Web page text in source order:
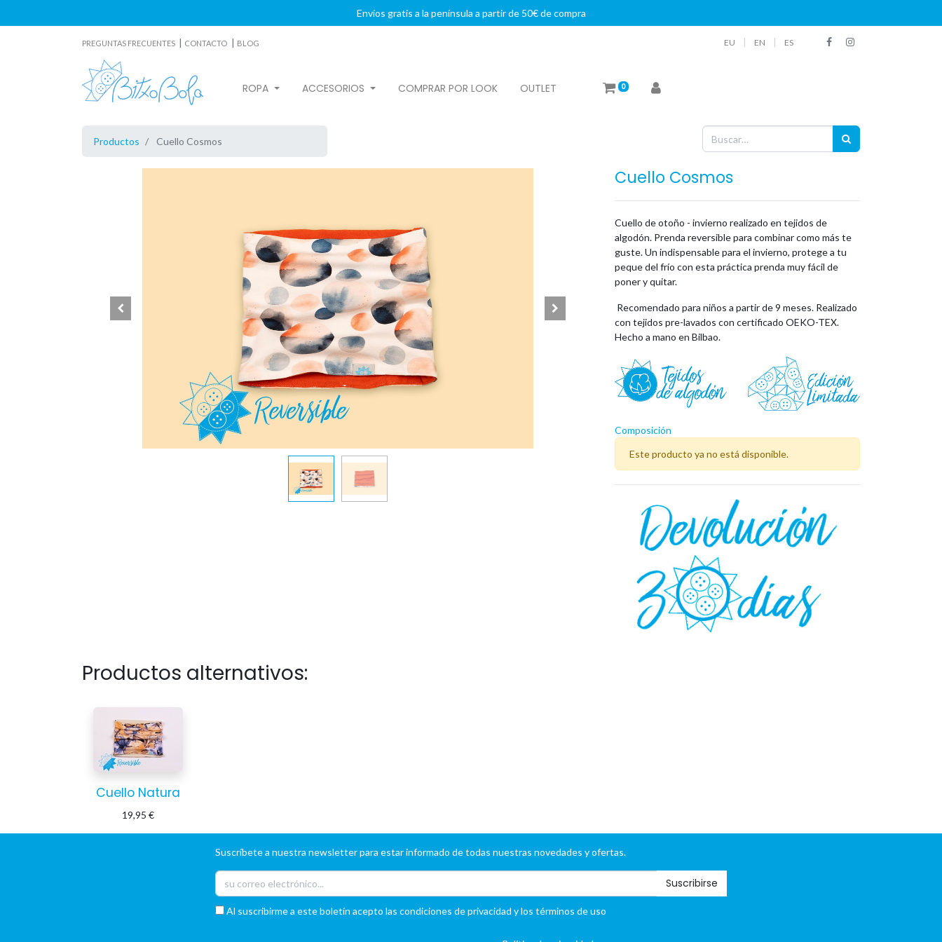
Envíos gratis a la península a partir de 50€ de compra
PREGUNTAS FRECUENTES | CONTACTO | BLOG EU EN ES
ROPA ACCESORIOS COMPRAR POR LOOK OUTLET 0
Productos Cuello Cosmos
Cuello Cosmos
Cuello de otoño - invierno realizado en tejidos de
algodón. Prenda reversible para combinar como más te
guste. Un indispensable para el invierno, protege a tu
peque del frío con esta práctica prenda muy fácil de
poner y quitar.
Recomendado para niños a partir de 9 meses. Realizado
con tejidos pre-lavados con certificado OEKO-TEX.
Hecho a mano en Bilbao.
Composición
Este producto ya no está disponible.
Productos alternativos:
Cuello Natura
19,95 €
Suscríbete a nuestra newsletter para estar informado de todas nuestras novedades y ofertas.
Suscribirse
Al suscribirme a este boletín acepto las condiciones de privacidad y los términos de uso